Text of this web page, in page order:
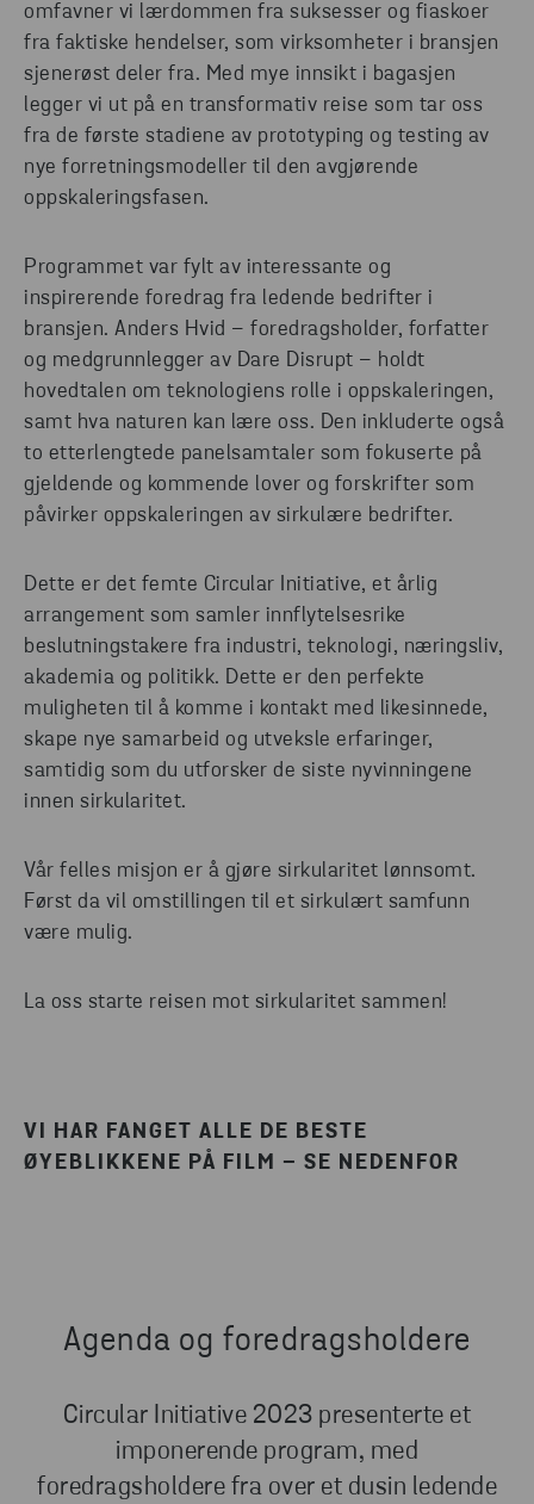
omfavner vi lærdommen fra suksesser og fiaskoer
fra faktiske hendelser, som virksomheter i bransjen
sjenerøst deler fra. Med mye innsikt i bagasjen
legger vi ut på en transformativ reise som tar oss
fra de første stadiene av prototyping og testing av
nye forretningsmodeller til den avgjørende
oppskaleringsfasen.
Programmet var fylt av interessante og
inspirerende foredrag fra ledende bedrifter i
bransjen. Anders Hvid – foredragsholder, forfatter
og medgrunnlegger av Dare Disrupt – holdt
hovedtalen om teknologiens rolle i oppskaleringen,
samt hva naturen kan lære oss. Den inkluderte også
to etterlengtede panelsamtaler som fokuserte på
gjeldende og kommende lover og forskrifter som
påvirker oppskaleringen av sirkulære bedrifter.
Dette er det femte Circular Initiative, et årlig
arrangement som samler innflytelsesrike
beslutningstakere fra industri, teknologi, næringsliv,
akademia og politikk. Dette er den perfekte
muligheten til å komme i kontakt med likesinnede,
skape nye samarbeid og utveksle erfaringer,
samtidig som du utforsker de siste nyvinningene
innen sirkularitet.
Vår felles misjon er å gjøre sirkularitet lønnsomt.
Først da vil omstillingen til et sirkulært samfunn
være mulig.
La oss starte reisen mot sirkularitet sammen!
VI HAR FANGET ALLE DE BESTE
ØYEBLIKKENE PÅ FILM – SE NEDENFOR
Agenda og foredragsholdere
Circular Initiative 2023 presenterte et
imponerende program, med
foredragsholdere fra over et dusin ledende